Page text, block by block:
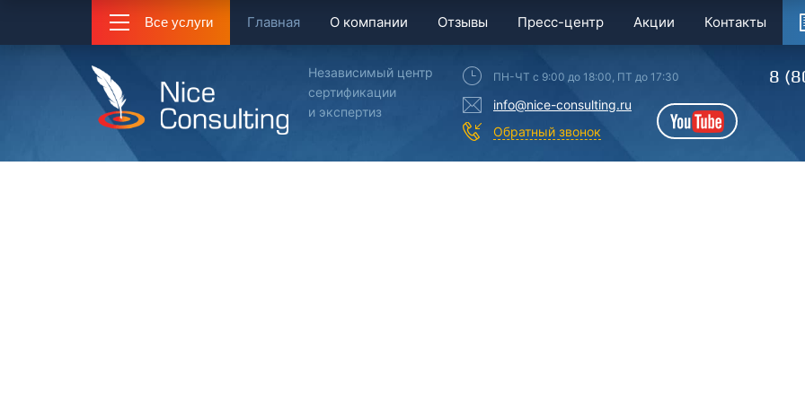
Все услуги Главная О компании Отзывы Пресс-центр Акции Контакты
Независимый центр
сертификации
и экспертиз
ПН-ЧТ с 9:00 до 18:00, ПТ до 17:30
info@nice-consulting.ru
Обратный звонок
YouTube
8